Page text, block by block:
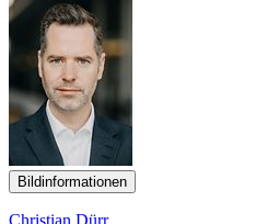
Bildinformationen
Christian Dürr